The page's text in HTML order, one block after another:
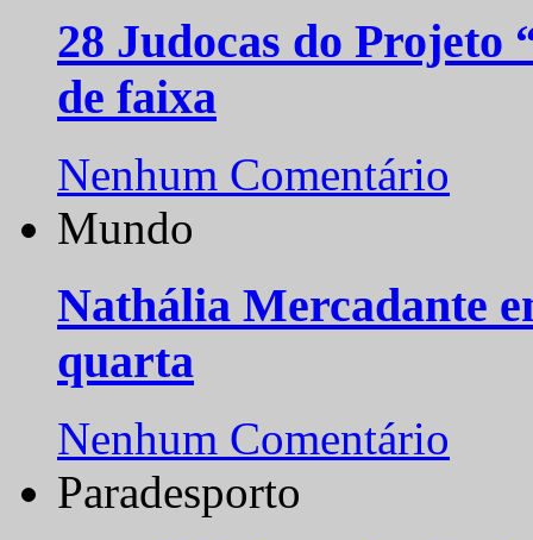
28 Judocas do
de faixa
Nenhum Comentário
Mundo
Nathália Mercadante
quarta
Nenhum Comentário
Paradesporto